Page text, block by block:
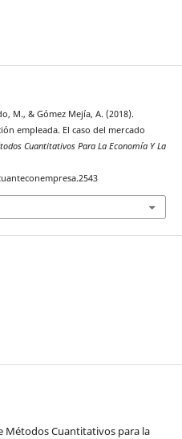
M., & Gómez Mejía, A. (2018).
empleada. El caso del mercado
Cuantitativos Para La Economía Y La
Métodos Cuantitativos para la